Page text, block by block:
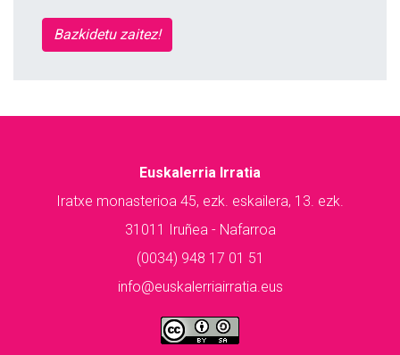
Bazkidetu zaitez!
Euskalerria Irratia
Iratxe monasterioa 45, ezk. eskailera, 13. ezk.
31011 Iruñea - Nafarroa
(0034) 948 17 01 51
info@euskalerriairratia.eus